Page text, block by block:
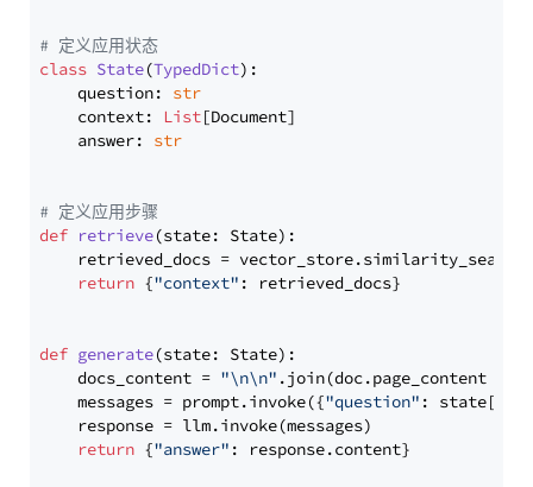
# 定义应用状态
class State(TypedDict):
    question:
str
    context:
List[Document]
    answer:
str
# 定义应用步骤
def retrieve(state: State):
retrieved_docs =
return {"context" : retrieved_docs}
def generate(state: State):
    docs_content =
"\n\n" .join(doc.page_content
    messages = prompt.invoke({
"question" : state[
    response = llm.invoke(messages)
return {"answer" : response.content}